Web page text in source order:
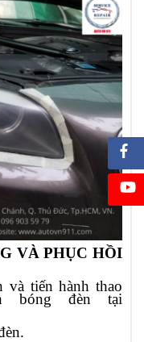
VÀ PHỤC HỒI
và tiến hành thao
bóng đèn tại